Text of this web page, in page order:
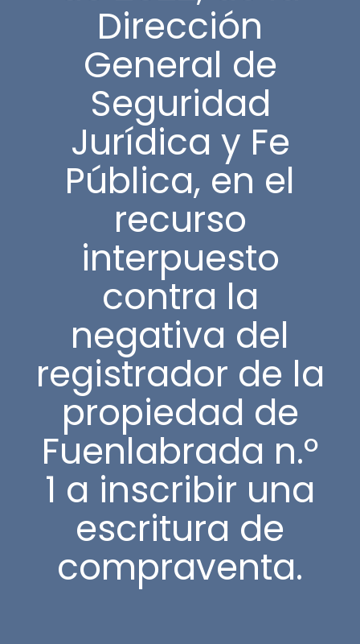
Dirección
General de
Seguridad
Jurídica y Fe
Pública, en el
recurso
interpuesto
contra la
negativa del
registrador de la
propiedad de
Fuenlabrada n.º
1 a inscribir una
escritura de
compraventa.